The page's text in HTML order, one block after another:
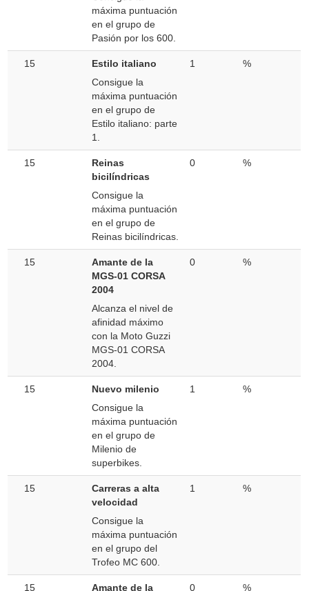
máxima puntuación
en el grupo de
Pasión por los 600.
15
Estilo italiano
Consigue la
máxima puntuación
en el grupo de
Estilo italiano: parte
1.
1 %
15
Reinas
bicilíndricas
Consigue la
máxima puntuación
en el grupo de
Reinas bicilíndricas.
0 %
15
Amante de la
MGS-01 CORSA
2004
Alcanza el nivel de
afinidad máximo
con la Moto Guzzi
MGS-01 CORSA
2004.
0 %
15
Nuevo milenio
Consigue la
máxima puntuación
en el grupo de
Milenio de
superbikes.
1 %
15
Carreras a alta
velocidad
Consigue la
máxima puntuación
en el grupo del
Trofeo MC 600.
1 %
15 Amante de la 0 %